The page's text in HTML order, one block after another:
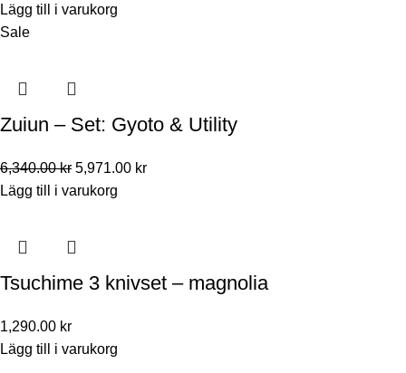
Lägg till i varukorg
Sale
Zuiun – Set: Gyoto & Utility
6,340.00kr 5,971.00 kr
Lägg till i varukorg
Tsuchime 3 knivset – magnolia
1,290.00 kr
Lägg till i varukorg